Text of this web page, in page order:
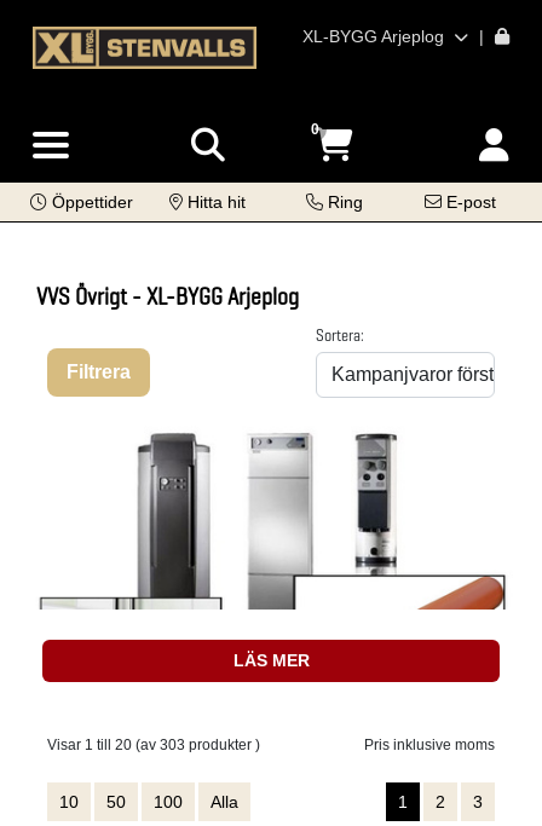
XL-BYGG Arjeplog |
0
Öppettider Hitta hit Ring E-post
VVS Övrigt - XL-BYGG Arjeplog
Filtrera
Sortera:
LÄS MER
Visar 1 till 20 (av 303 produkter ) Pris inklusive moms
10 50 100 Alla 1 2 3